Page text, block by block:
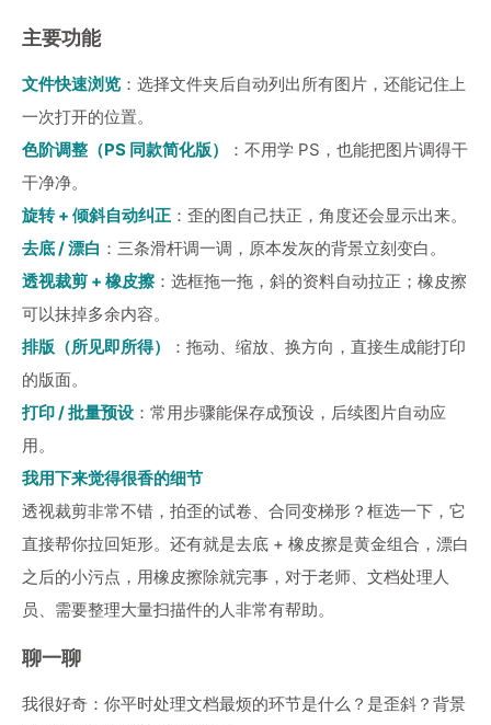
主要功能
文件快速浏览 ：选择文件夹后自动列出所有图片，还能记住上
一次打开的位置。
色阶调整（PS 同款简化版）
：不用学 PS，也能把图片调得干
干净净。
旋转 + 倾斜自动纠正 ：歪的图自己扶正，角度还会显示出来。
去底 / 漂白 ：三条滑杆调一调，原本发灰的背景立刻变白。
透视裁剪 + 橡皮擦 ：选框拖一拖，斜的资料自动拉正；橡皮擦
可以抹掉多余内容。
排版（所见即所得）
：拖动、缩放、换方向，直接生成能打印
的版面。
打印 / 批量预设 ：常用步骤能保存成预设，后续图片自动应
用。
我用下来觉得很香的细节
透视裁剪非常不错，拍歪的试卷、合同变梯形？框选一下，它
直接帮你拉回矩形。还有就是去底 + 橡皮擦是黄金组合，漂白
之后的小污点，用橡皮擦除就完事，对于老师、文档处理人
员、需要整理大量扫描件的人非常有帮助。
聊一聊
我很好奇：你平时处理文档最烦的环节是什么？是歪斜？背景